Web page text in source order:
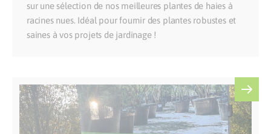
sur une sélection de nos meilleures plantes de haies à
racines nues. Idéal pour fournir des plantes robustes et
saines à vos projets de jardinage !